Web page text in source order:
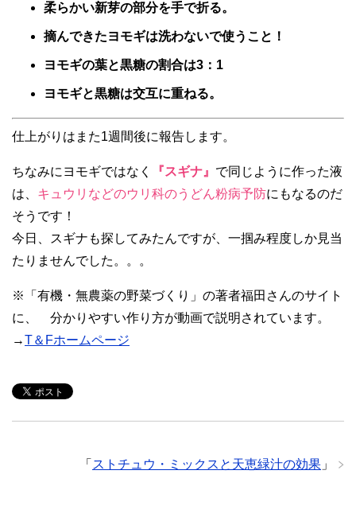
柔らかい新芽の部分を手で折る。
摘んできたヨモギは洗わないで使うこと！
ヨモギの葉と黒糖の割合は3：1
ヨモギと黒糖は交互に重ねる。
仕上がりはまた1週間後に報告します。
ちなみにヨモギではなく 『スギナ』 で同じように作った液
は、 キュウリなどのウリ科のうどん粉病予防にもなるのだ
そうです！
今日、スギナも探してみたんですが、一掴み程度しか見当
たりませんでした。。。
※「有機・無農薬の野菜づくり」の著者福田さんのサイト
に、 分かりやすい作り方が動画で説明されています。
→T＆Fホームページ
「 ストチュウ・ミックスと天恵緑汁の効果 」